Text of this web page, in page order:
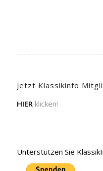
Jetzt Klassikinfo
HIER klicken!
Unterstützen Sie